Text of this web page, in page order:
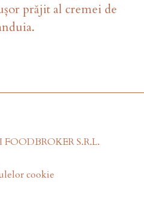
prăjit al cremei de
S.R.L.
cookie